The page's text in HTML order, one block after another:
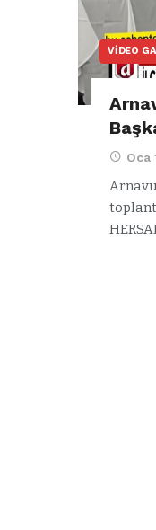
VIDEO
Oca